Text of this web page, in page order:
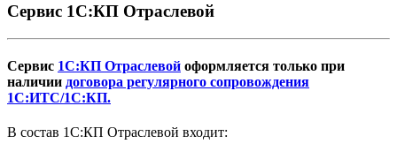
Сервис 1С:КП Отраслевой
Сервис 1С:КП Отраслевой оформляется только при
наличии договора регулярного сопровождения
1С:ИТС/1С:КП.
В состав 1С:КП Отраслевой входит: